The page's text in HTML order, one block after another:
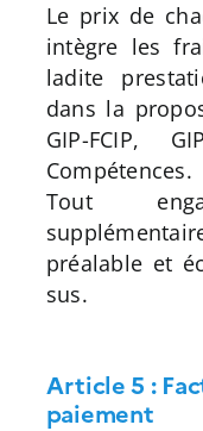
Le prix de
intègre les
ladite
dans la
GIP-FCIP,
Compétences.
Tout
préalable et
sus.
Article 5 :
paiement